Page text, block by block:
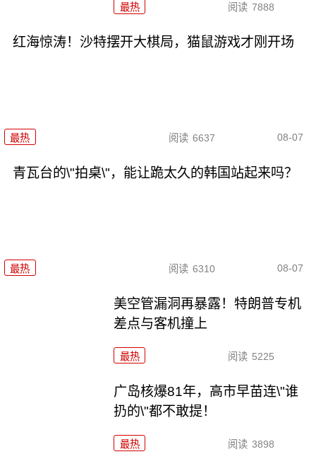
最热 阅读 7888
红海惊涛！沙特摆开大棋局，猫鼠游戏才刚开场
最热 阅读 6637 08-07
青瓦台的\"拍桌\"，能让跪太久的韩国站起来吗？
最热 阅读 6310 08-07
美空管漏洞再暴露！特朗普专机
差点与客机撞上
最热 阅读 5225
广岛核爆81年，高市早苗连\"谁
扔的\"都不敢提！
最热 阅读 3898